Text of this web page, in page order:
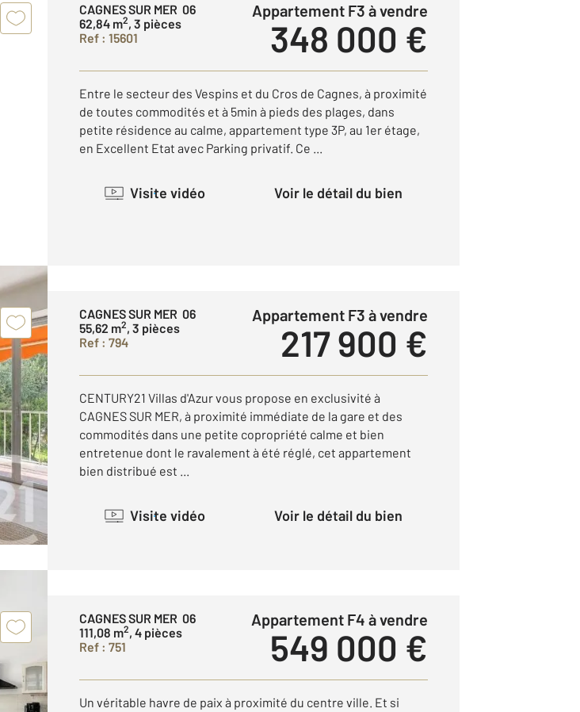
CAGNES SUR MER 06
62,84 m2, 3 pièces
Ref : 15601
Appartement F3 à vendre
348 000 €
Entre le secteur des Vespins et du Cros de Cagnes, à proximité
de toutes commodités et à 5min à pieds des plages, dans
petite résidence au calme, appartement type 3P, au 1er étage,
en Excellent Etat avec Parking privatif. Ce ...
Visite vidéo Voir le détail du bien
CAGNES SUR MER 06
55,62 m2, 3 pièces
Ref : 794
Appartement F3 à vendre
217 900 €
CENTURY21 Villas d'Azur vous propose en exclusivité à
CAGNES SUR MER, à proximité immédiate de la gare et des
commodités dans une petite copropriété calme et bien
entretenue dont le ravalement à été réglé, cet appartement
bien distribué est ...
Visite vidéo Voir le détail du bien
CAGNES SUR MER 06
111,08 m2, 4 pièces
Ref : 751
Appartement F4 à vendre
549 000 €
Un véritable havre de paix à proximité du centre ville. Et si